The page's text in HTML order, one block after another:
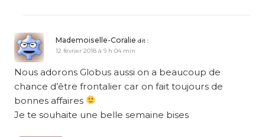
Mademoiselle-Coralie dit :
12 février 2018 à 9 h 04 min
Nous adorons Globus aussi on a beaucoup de
chance d’être frontalier car on fait toujours de
bonnes affaires
Je te souhaite une belle semaine bises